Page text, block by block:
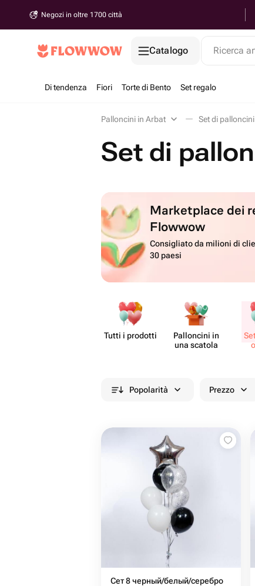
Negozi in oltre 1700 città
Catalogo Ricerca
Di tendenza Fiori Torte di Bento Set regalo
Palloncini in Arbat Set di
Set di
Marketplace dei
Flowwow
Consigliato da milioni di
30 paesi
Tutti i prodotti
Pall​oncini in
una scatola
Popolarità Prezzo
Сет 8 черный/белый/серебро